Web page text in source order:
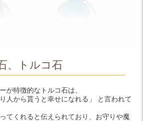
、トルコ石
が特徴的なトルコ石は、
人から貰うと幸せになれる」 と言われて
てくれると伝えられており、お守りや魔